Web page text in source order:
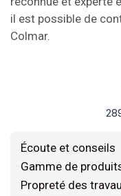
il est possible de
Colmar.
Écoute et conseils
Gamme de
Propreté des